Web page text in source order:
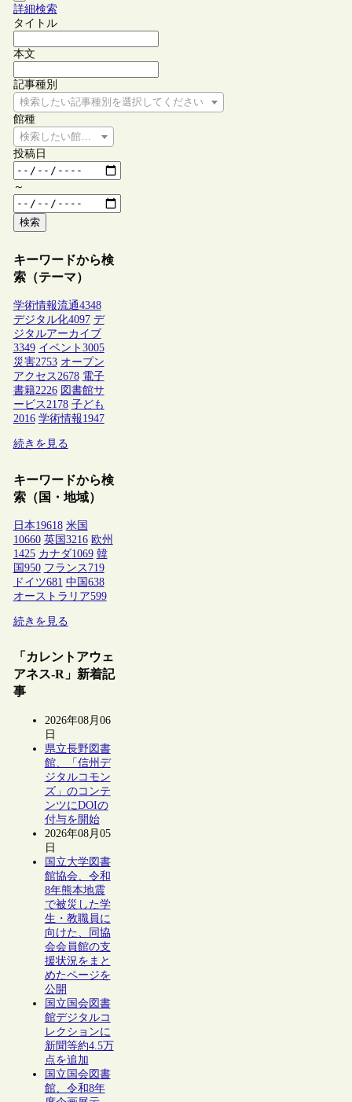
詳細検索
タイトル
本文
記事種別
検索したい記事種別を選択してください
館種
検索したい館種を選択してください
投稿日
～
検索
キーワードから検
索（テーマ）
学術情報流通4348
デジタル化4097 デ
ジタルアーカイブ
3349 イベント 3005
災害2753 オープン
アクセス2678 電子
書籍2226 図書館サ
ービス2178 子ども
2016 学術情報1947
続きを見る
キーワードから検
索（国・地域）
日本19618 米国
10660 英国 3216 欧州
1425 カナダ1069 韓
国 950 フランス 719
ドイツ681 中国 638
オーストラリア599
続きを見る
「カレントアウェ
アネス-R」新着記
事
2026年08月06
日
県立長野図書
館、「信州デ
ジタルコモン
ズ」のコンテ
ンツにDOIの
付与を開始
2026年08月05
日
国立大学図書
館協会、令和
8年熊本地震
で被災した学
生・教職員に
向けた、同協
会会員館の支
援状況をまと
めたページを
公開
国立国会図書
館デジタルコ
レクションに
新聞等約4.5万
点を追加
国立国会図書
館、令和8年